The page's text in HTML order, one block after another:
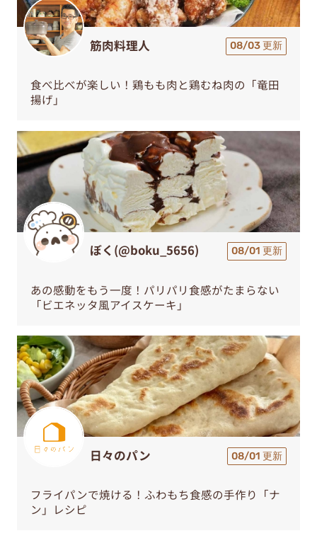
筋肉料理人 08/03 更新
食べ比べが楽しい！鶏もも肉と鶏むね肉の「竜田
揚げ」
ぼく(@boku_5656) 08/01 更新
あの感動をもう一度！パリパリ食感がたまらない
「ビエネッタ風アイスケーキ」
日々のパン 08/01 更新
フライパンで焼ける！ふわもち食感の手作り「ナ
ン」レシピ